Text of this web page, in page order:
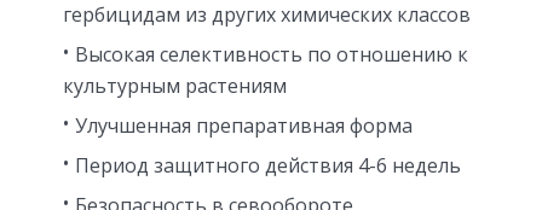
гербицидам из других химических классов
Высокая селективность по отношению к
культурным растениям
Улучшенная препаративная форма
Период защитного действия 4-6 недель